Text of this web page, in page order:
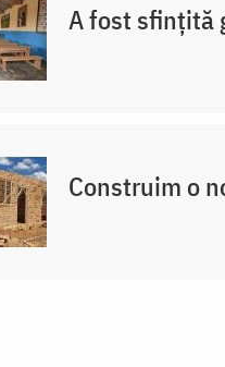
A fost sfințită
Construim o